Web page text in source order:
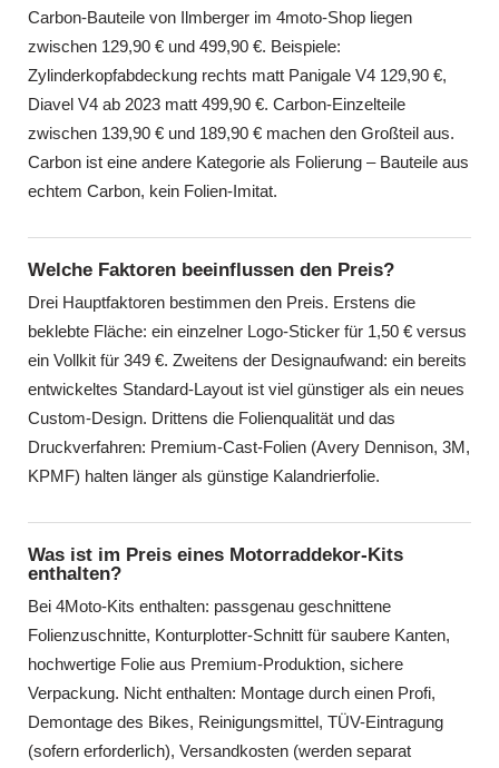
Carbon-Bauteile von Ilmberger im 4moto-Shop liegen
zwischen 129,90 € und 499,90 €. Beispiele:
Zylinderkopfabdeckung rechts matt Panigale V4 129,90 €,
Diavel V4 ab 2023 matt 499,90 €. Carbon-Einzelteile
zwischen 139,90 € und 189,90 € machen den Großteil aus.
Carbon ist eine andere Kategorie als Folierung – Bauteile aus
echtem Carbon, kein Folien-Imitat.
Welche Faktoren beeinflussen den Preis?
Drei Hauptfaktoren bestimmen den Preis. Erstens die
beklebte Fläche: ein einzelner Logo-Sticker für 1,50 € versus
ein Vollkit für 349 €. Zweitens der Designaufwand: ein bereits
entwickeltes Standard-Layout ist viel günstiger als ein neues
Custom-Design. Drittens die Folienqualität und das
Druckverfahren: Premium-Cast-Folien (Avery Dennison, 3M,
KPMF) halten länger als günstige Kalandrierfolie.
Was ist im Preis eines Motorraddekor-Kits
enthalten?
Bei 4Moto-Kits enthalten: passgenau geschnittene
Folienzuschnitte, Konturplotter-Schnitt für saubere Kanten,
hochwertige Folie aus Premium-Produktion, sichere
Verpackung. Nicht enthalten: Montage durch einen Profi,
Demontage des Bikes, Reinigungsmittel, TÜV-Eintragung
(sofern erforderlich), Versandkosten (werden separat